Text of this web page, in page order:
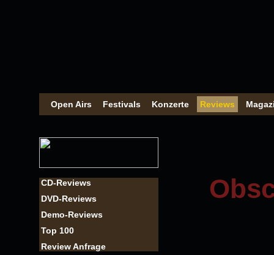
Open Airs Festivals Konzerte Reviews
CD-Reviews
DVD-Reviews
Demo-Reviews
Top 100
Review Anfrage